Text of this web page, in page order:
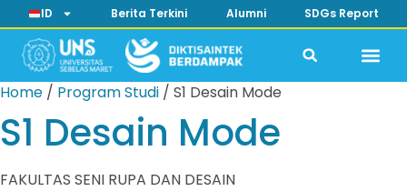
ID Berita Terkini Alumni SDGs Report
Home / Program Studi / S1 Desain Mode
S1 Desain Mode
FAKULTAS SENI RUPA DAN DESAIN